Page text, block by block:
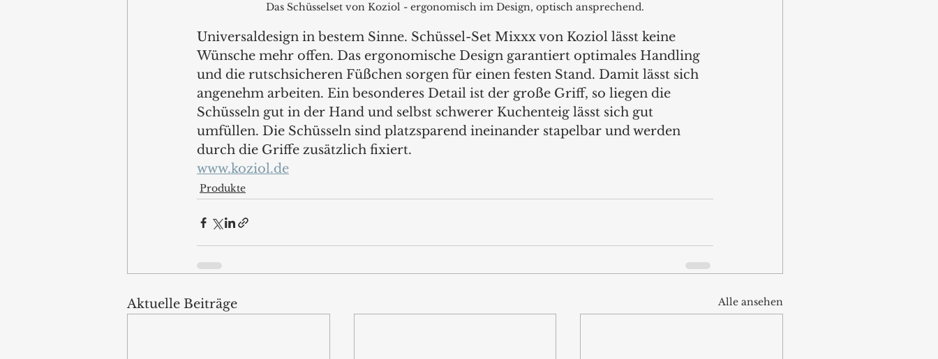
Das Schüsselset von Koziol - ergonomisch im Design, optisch ansprechend.
Universaldesign in bestem Sinne. Schüssel-Set Mixxx von Koziol lässt keine
Wünsche mehr offen. Das ergonomische Design garantiert optimales Handling
und die rutschsicheren Füßchen sorgen für einen festen Stand. Damit lässt sich
angenehm arbeiten. Ein besonderes Detail ist der große Griff, so liegen die
Schüsseln gut in der Hand und selbst schwerer Kuchenteig lässt sich gut
umfüllen. Die Schüsseln sind platzsparend ineinander stapelbar und werden
durch die Griffe zusätzlich fixiert.
www.koziol.de
Produkte
Aktuelle Beiträge Alle ansehen